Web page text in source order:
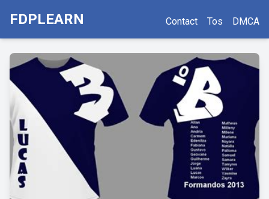
FDPLEARN Contact Tos DMCA